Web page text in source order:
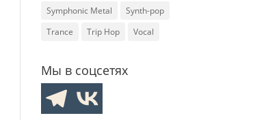
Symphonic Metal
Synth-pop
Trance
Trip Hop Vocal
Мы в соцсетях